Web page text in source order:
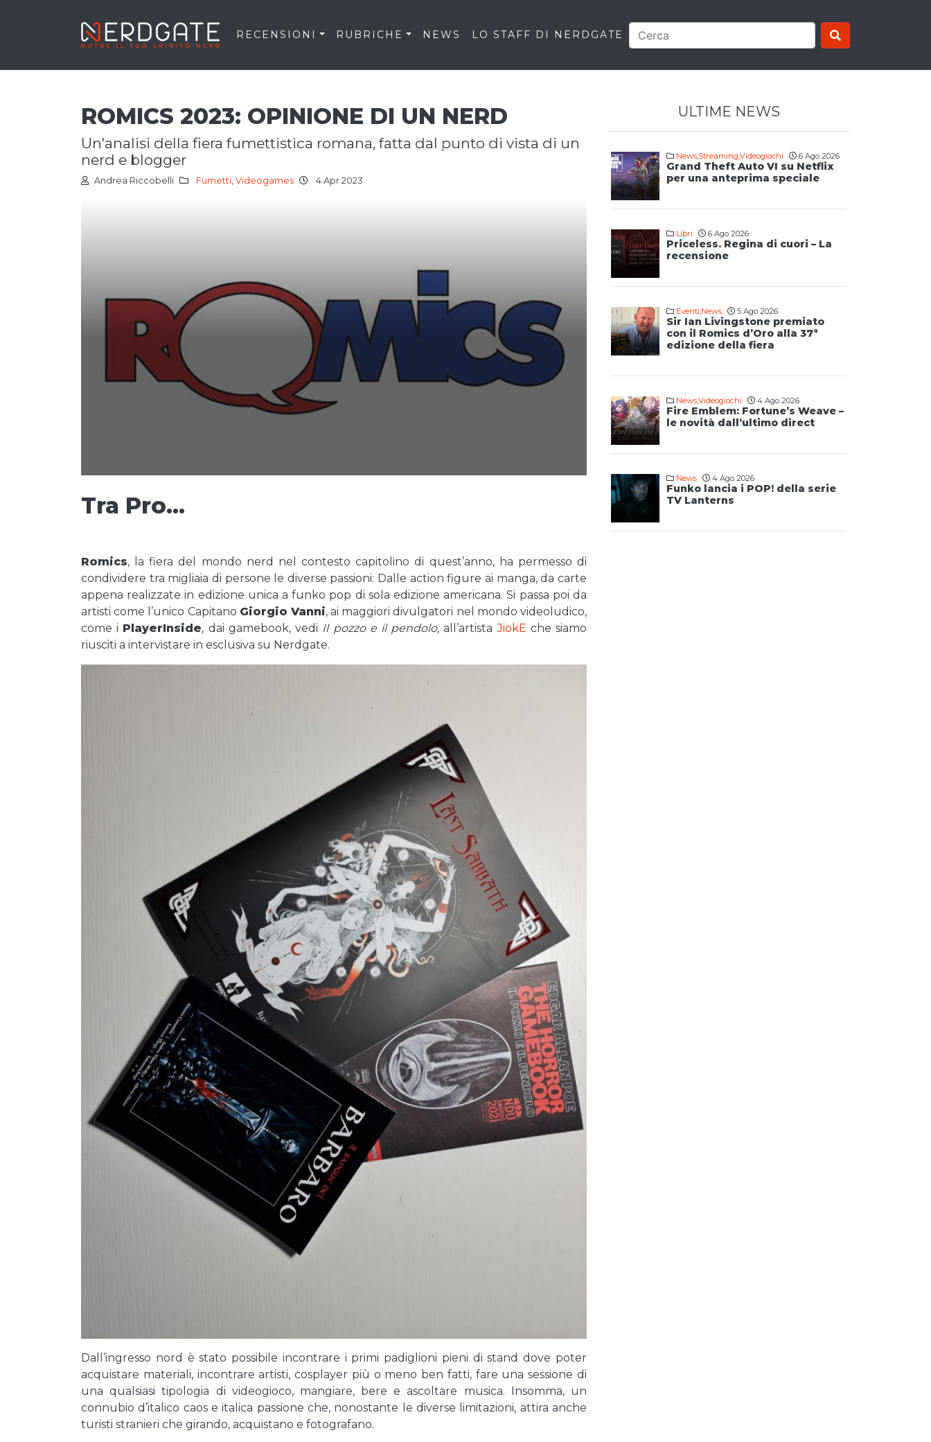
RECENSIONI RUBRICHE NEWS LO STAFF DI NERDGATE
ROMICS 2023: OPINIONE DI UN NERD
un'analisi della fiera fumettistica romana, fatta dal punto di vista di un
nerd e blogger
Andrea Riccobelli Fumetti, Videogames 4 Apr 2023
Tra Pro…
Romics, la fiera del mondo nerd nel contesto capitolino di quest’anno, ha permesso di
condividere tra migliaia di persone le diverse passioni: Dalle action figure ai manga, da carte
appena realizzate in edizione unica a funko pop di sola edizione americana. Si passa poi da
artisti come l’unico Capitano Giorgio Vanni, ai maggiori divulgatori nel mondo videoludico,
come i PlayerInside, dai gamebook, vedi Il pozzo e il pendolo, all’artistaJiokE che siamo
riusciti a intervistare in esclusiva su Nerdgate.
Dall’ingresso nord è stato possibile incontrare i primi padiglioni pieni di stand dove poter
acquistare materiali, incontrare artisti, cosplayer più o meno ben fatti, fare una sessione di
una qualsiasi tipologia di videogioco, mangiare, bere e ascoltare musica. Insomma, un
connubio d’italico caos e italica passione che, nonostante le diverse limitazioni, attira anche
turisti stranieri che girando, acquistano e fotografano.
ULTIME NEWS
News,Streaming,Videogiochi 6 Ago 2026
Grand Theft Auto VI su Netflix
per una anteprima speciale
Libri 6 Ago 2026
Priceless. Regina di cuori – La
recensione
Eventi,News 5 Ago 2026
Sir Ian Livingstone premiato
con il Romics d’Oro alla 37ª
edizione della fiera
News,Videogiochi 4 Ago 2026
Fire Emblem: Fortune’s Weave –
le novità dall’ultimo direct
News 4 Ago 2026
Funko lancia i POP! della serie
TV Lanterns